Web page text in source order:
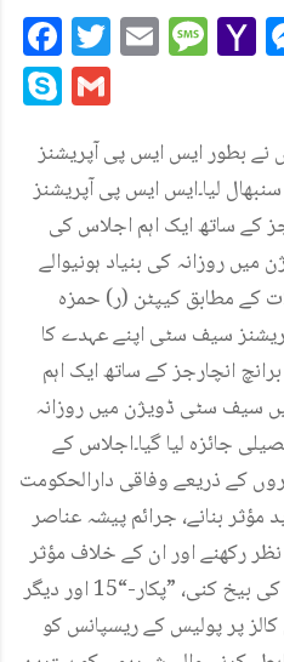
Facebook
Twitter
Email
Skype
نے بطور ایس ایس پی آپریشنز
لیا۔ایس ایس پی آپریشنز
کے ساتھ ایک اہم اجلاس کی
روزانہ کی بنیاد ہونیوالے
کے مطابق کیپٹن (ر) حمزہ
سیف سٹی اپنے عہدے کا
انچارجز کے ساتھ ایک اہم
سٹی ڈویژن میں روزانہ
جائزہ لیا گیا۔اجلاس کے
کے ذریعے وفاقی دارالحکومت
مؤثر بنانے، جرائم پیشہ عناصر
رکھنے اور ان کے خلاف مؤثر
کارروائی کو یقینی بنانے، جرائم کی بیخ کنی، ”پکار-“15 اور دیگر
کالز پر پولیس کے ریسپانس کو